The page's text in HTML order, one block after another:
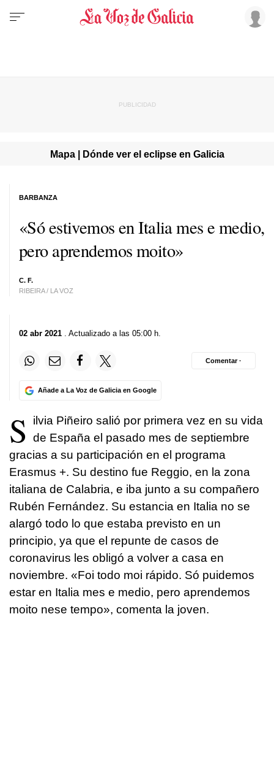
Mapa | Dónde ver el eclipse en Galicia
«Só estivemos en Italia mes e medio,
pero aprendemos moito»
C. F.
RIBEIRA / LA VOZ
BARBANZA
02 abr 2021 . Actualizado a las 05:00 h.
Añade a La Voz de Galicia en Google
Comentar ·
S
ilvia Piñeiro salió por primera vez en su vida
de España el pasado mes de septiembre
gracias a su participación en el programa
Erasmus +. Su destino fue Reggio, en la zona
italiana de Calabria, e iba junto a su compañero
Rubén Fernández. Su estancia en Italia no se
alargó todo lo que estaba previsto en un
principio, ya que el repunte de casos de
coronavirus les obligó a volver a casa en
noviembre. «Foi todo moi rápido. Só puidemos
estar en Italia mes e medio, pero aprendemos
moito nese tempo», comenta la joven.